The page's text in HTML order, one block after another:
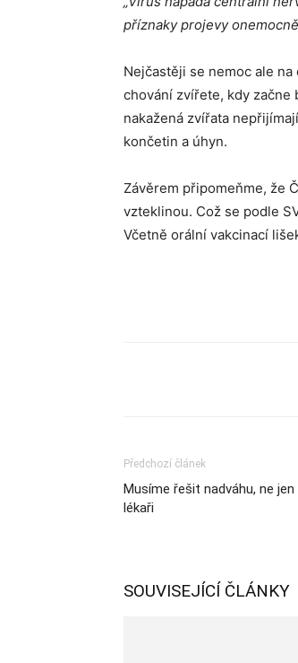
příznaky projevy
Nejčastěji se nemoc ale
chování zvířete, kdy začne
nakažená zvířata
končetin a úhyn.
Závěrem připomeňme, že
vzteklinou. Což se podle
Včetně orální vakcinací
Předchozí článek
Musíme řešit nadváhu, ne
lékaři
SOUVISEJÍCÍ ČLÁNKY